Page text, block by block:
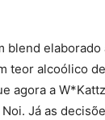
teor alcoólico
agora a
Já as